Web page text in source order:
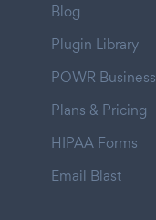
Blog
Plugin Library
POWR Business
Plans & Pricing
HIPAA Forms
Email Blast